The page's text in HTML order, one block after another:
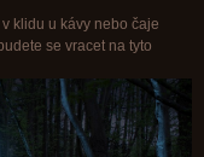
klidu u kávy nebo čaje
se vracet na tyto